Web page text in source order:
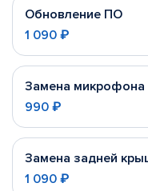
Обновление ПО
1 090 ₽
Замена микрофона
990 ₽
Замена задней
1 090 ₽